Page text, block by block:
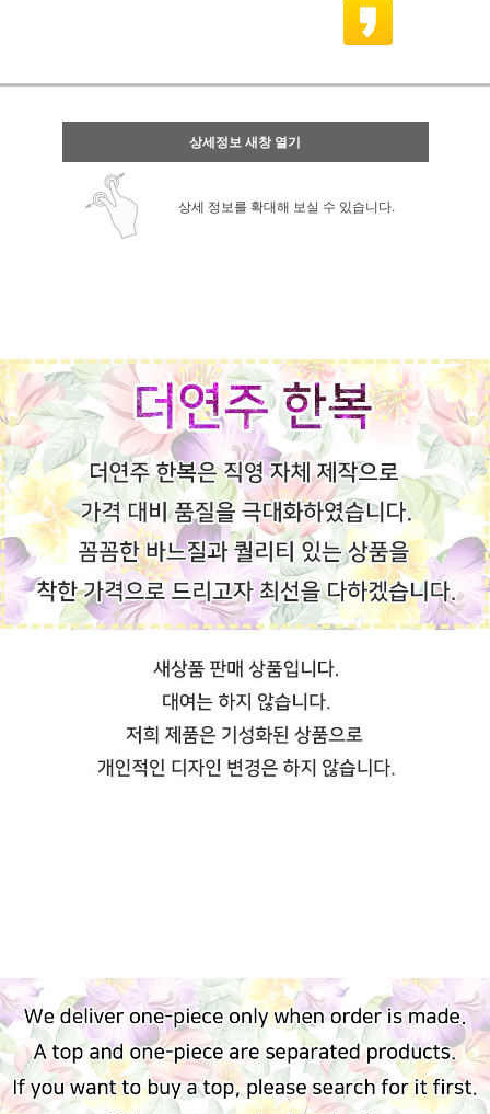
상세정보 새창 열기
상세 정보를 확대해 보실 수 있습니다.